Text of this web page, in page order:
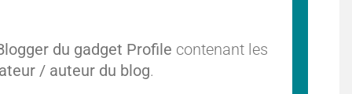
du gadget Profile contenant les
/ auteur du blog.